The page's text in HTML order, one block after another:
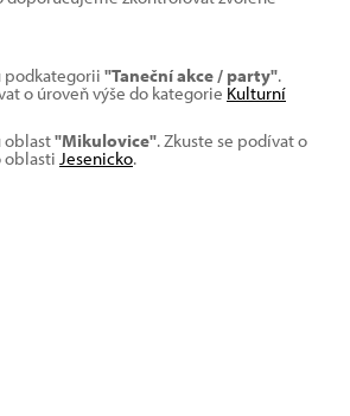
podkategorii "Taneční akce / party".
o úroveň výše do kategorie Kulturní
oblast"Mikulovice". Zkuste se podívat o
oblasti Jesenicko.